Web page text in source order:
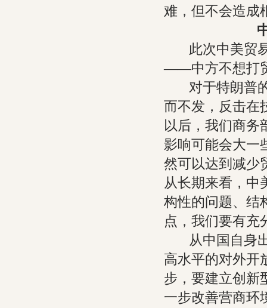
难，但不会造成
此次中美贸易
——中方不想打
对于特朗普的
而不发，反击在
以后，我们商务
影响可能会大一
然可以达到减少
从长期来看，中
构性的问题、结
点，我们要有充
从中国自身出
高水平的对外开
步，要建立创新
一步改善营商环